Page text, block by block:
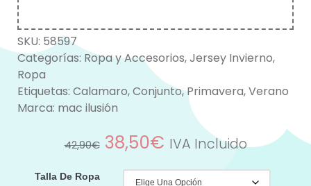
SKU: 58597
Categorías: Ropa y Accesorios,Jersey Invierno,
Ropa
Etiquetas: Calamaro,Conjunto,Primavera,Verano
Marca: mac ilusión
42,90€ 38,50€ IVA Incluido
Talla De Ropa